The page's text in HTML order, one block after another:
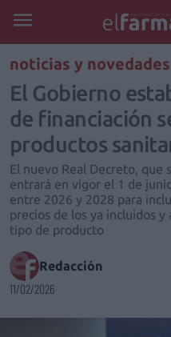
noticias y novedades
El Gobierno
de financiación
productos
El nuevo Real Decreto, que
entrará en vigor el 1 de
entre 2026 y 2028 para
precios de los ya incluidos
tipo de producto
Redacción
11/02/2026